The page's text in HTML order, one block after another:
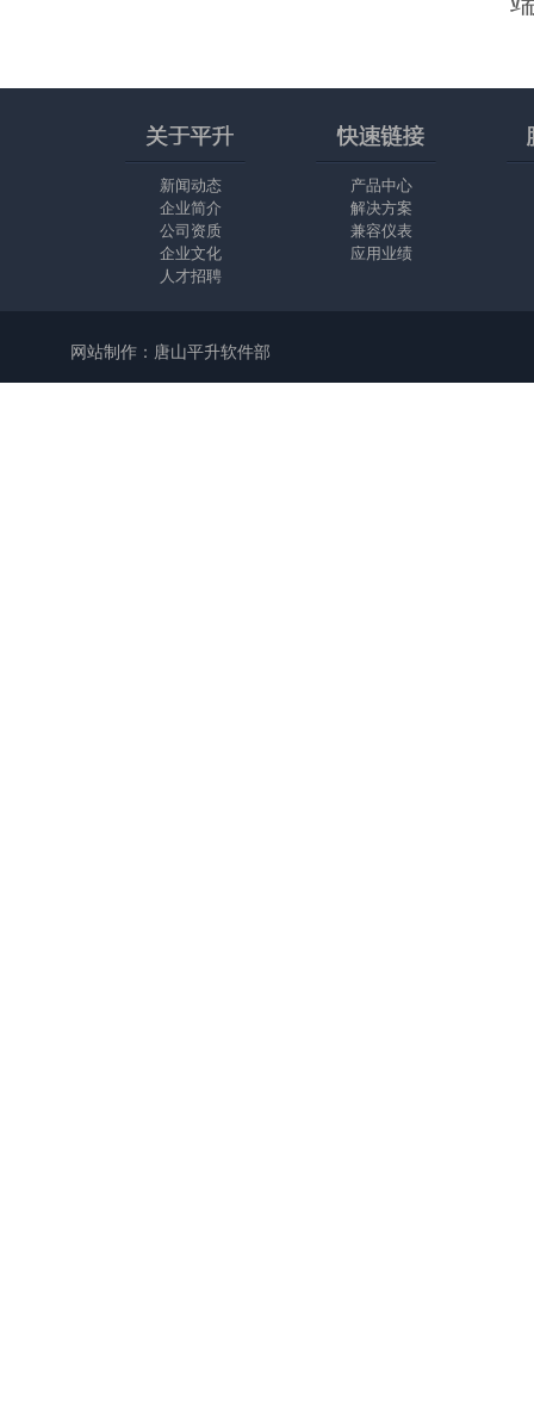
新闻动态
企业简介
公司资质
企业文化
人才招聘
产品中心
解决方案
兼容仪表
应用业绩
网站制作：唐山平升软件部